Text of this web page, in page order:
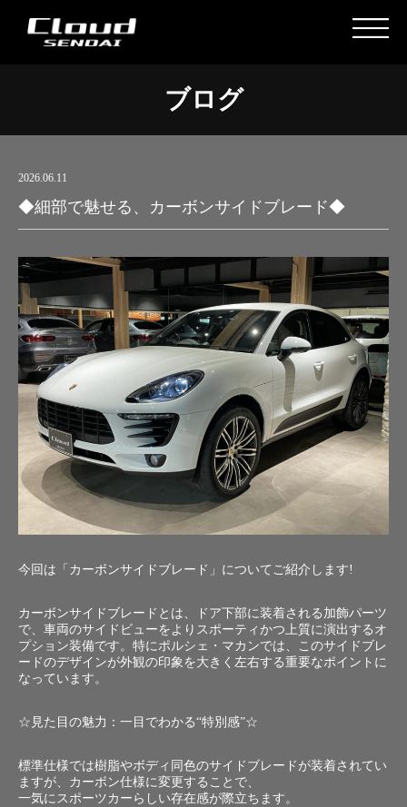
ブログ
2026.06.11
◆細部で魅せる、カーボンサイドブレード◆
今回は「カーボンサイドブレード」についてご紹介します!
カーボンサイドブレードとは、ドア下部に装着される加飾パーツ
で、車両のサイドビューをよりスポーティかつ上質に演出するオ
プション装備です。特にポルシェ・マカンでは、このサイドブレ
ードのデザインが外観の印象を大きく左右する重要なポイントに
なっています。
☆見た目の魅力：一目でわかる“特別感”☆
標準仕様では樹脂やボディ同色のサイドブレードが装着されてい
ますが、カーボン仕様に変更することで、
一気にスポーツカーらしい存在感が際立ちます。